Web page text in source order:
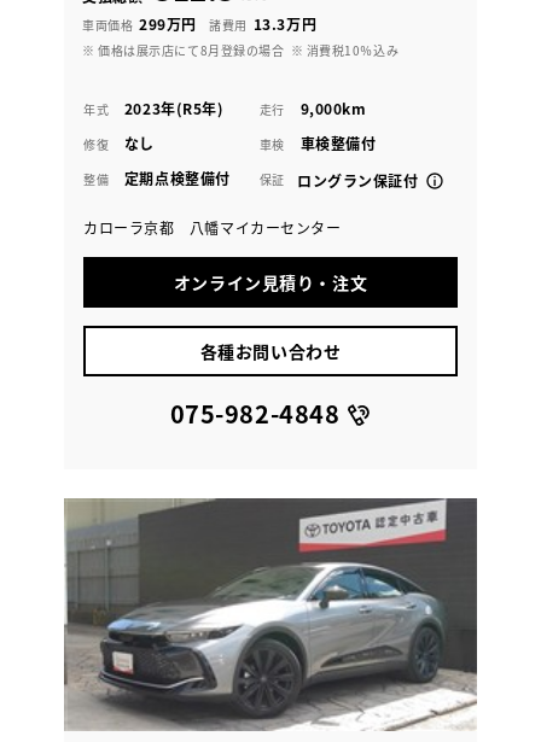
車両価格 299万円 諸費用 13.3万円
※ 価格は展示店にて8月登録の場合 ※ 消費税10％込み
年式 2023年(R5年) 走行 9,000km
修復 なし 車検 車検整備付
整備 定期点検整備付 保証 ロングラン保証付
カローラ京都 八幡マイカーセンター
オンライン見積り・注文
各種お問い合わせ
075-982-4848